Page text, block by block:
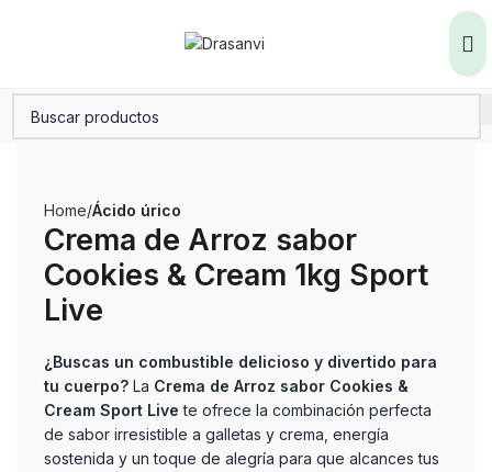
Home Ácido úrico
Crema de Arroz sabor
Cookies & Cream 1kg Sport
Live
¿Buscas un combustible delicioso y divertido para
tu cuerpo? La Crema de Arroz sabor Cookies &
Cream Sport Live te ofrece la combinación perfecta
de sabor irresistible a galletas y crema, energía
sostenida y un toque de alegría para que alcances tus